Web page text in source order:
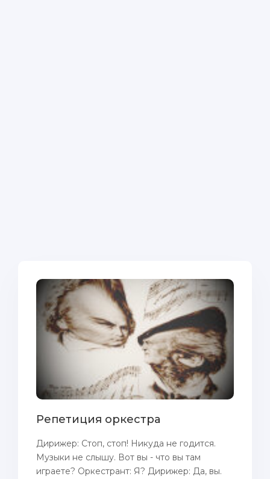
Репетиция оркестра
Дирижер: Стоп, стоп! Никуда не годится.
Музыки не слышу. Вот вы - что вы там
играете? Оркестрант: Я? Дирижер: Да, вы.